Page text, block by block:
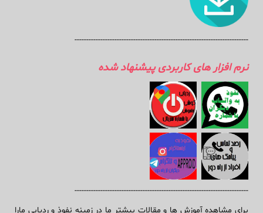
--------------------------------------------------------------------------
نرم افزار های کاربردی پیشنهاد شده
--------------------------------------------------------------------------
برای مشاهده آموزش ها و مقالات بیشتر ما در زمینه نفوذ و ردیابی مارا